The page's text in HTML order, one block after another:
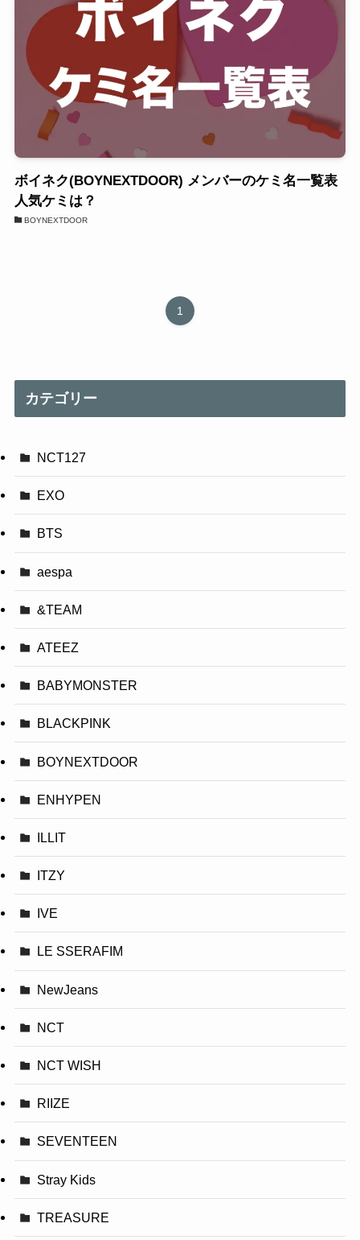
ボイネク(BOYNEXTDOOR) メンバーのケミ名一覧表
人気ケミは？
BOYNEXTDOOR
1
カテゴリー
NCT127
EXO
BTS
aespa
&TEAM
ATEEZ
BABYMONSTER
BLACKPINK
BOYNEXTDOOR
ENHYPEN
ILLIT
ITZY
IVE
LE SSERAFIM
NewJeans
NCT
NCT WISH
RIIZE
SEVENTEEN
Stray Kids
TREASURE